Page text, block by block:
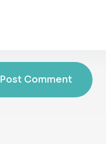
Post Comment